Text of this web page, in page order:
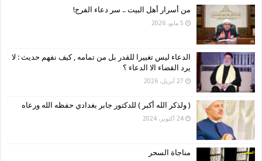
من أسرار أهل البيت .. سر دعاء الفرج!
5 مايو، 2026
الدعاء ليس تغييرا للقدر بل من تمامه , كيف نفهم حديث : لا
يرد القضاء الا الدعاء ؟
27 أبريل، 2026
( ولذكر الله أكبر ) للدكتور جابر بغدادي حفظه الله ورعاه
24 أكتوبر، 2024
مناجاة السحر